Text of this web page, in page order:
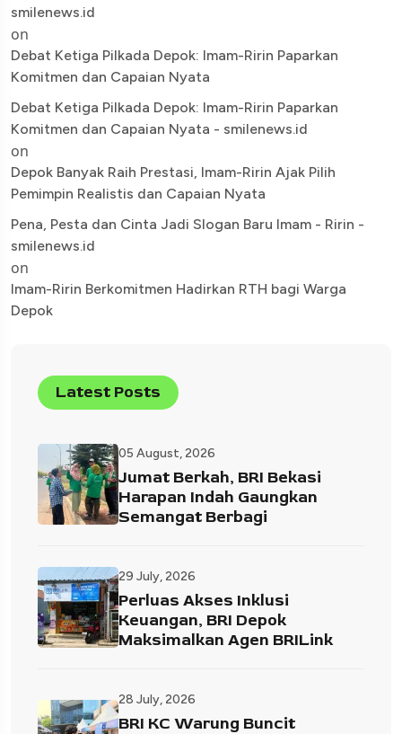
smilenews.id
on
Debat Ketiga Pilkada Depok: Imam-Ririn Paparkan
Komitmen dan Capaian Nyata
Debat Ketiga Pilkada Depok: Imam-Ririn Paparkan
Komitmen dan Capaian Nyata - smilenews.id
on
Depok Banyak Raih Prestasi, Imam-Ririn Ajak Pilih
Pemimpin Realistis dan Capaian Nyata
Pena, Pesta dan Cinta Jadi Slogan Baru Imam - Ririn -
smilenews.id
on
Imam-Ririn Berkomitmen Hadirkan RTH bagi Warga
Depok
Latest Posts
05 August, 2026
Jumat Berkah, BRI Bekasi
Harapan Indah Gaungkan
Semangat Berbagi
29 July, 2026
Perluas Akses Inklusi
Keuangan, BRI Depok
Maksimalkan Agen BRILink
28 July, 2026
BRI KC Warung Buncit